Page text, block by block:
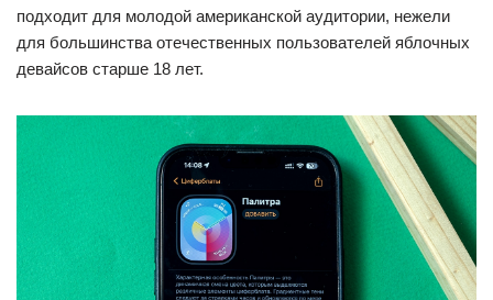
подходит для молодой американской аудитории, нежели
для большинства отечественных пользователей яблочных
девайсов старше 18 лет.